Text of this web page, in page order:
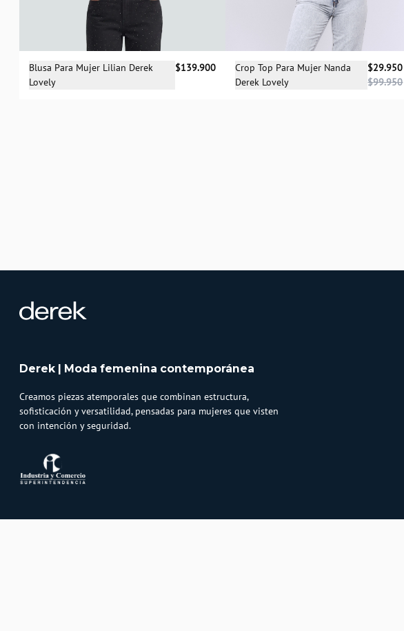
Selecciona una talla
Blusa Para Mujer Lilian Derek
Lovely
$139.900 Selecciona una talla
Crop Top Para Mujer Nanda
Derek Lovely
$29.950
$99.950
Derek | Moda femenina contemporánea
Creamos piezas atemporales que combinan estructura,
sofisticación y versatilidad, pensadas para mujeres que visten
con intención y seguridad.